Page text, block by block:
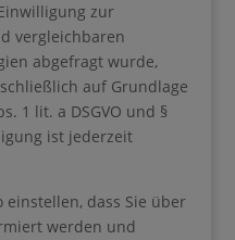
zur
vergleichbaren
abgefragt wurde,
auf Grundlage
1 lit. a DSGVO und §
ist jederzeit
einstellen, dass Sie über
werden und